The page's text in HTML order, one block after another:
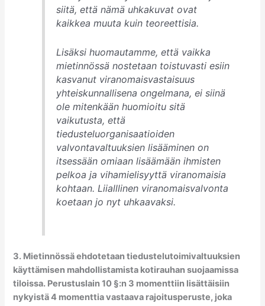
siitä, että nämä uhkakuvat ovat
kaikkea muuta kuin teoreettisia.
Lisäksi huomautamme, että vaikka
mietinnössä nostetaan toistuvasti esiin
kasvanut viranomaisvastaisuus
yhteiskunnallisena ongelmana, ei siinä
ole mitenkään huomioitu sitä
vaikutusta, että
tiedusteluorganisaatioiden
valvontavaltuuksien lisääminen on
itsessään omiaan lisäämään ihmisten
pelkoa ja vihamielisyyttä viranomaisia
kohtaan. Liialllinen viranomaisvalvonta
koetaan jo nyt uhkaavaksi.
3. Mietinnössä ehdotetaan tiedustelutoimivaltuuksien
käyttämisen mahdollistamista kotirauhansuojaamissa
tiloissa. Perustuslain 10 §:n 3 momenttiin lisättäisiin
nykyistä 4 momenttia vastaava rajoitusperuste, joka